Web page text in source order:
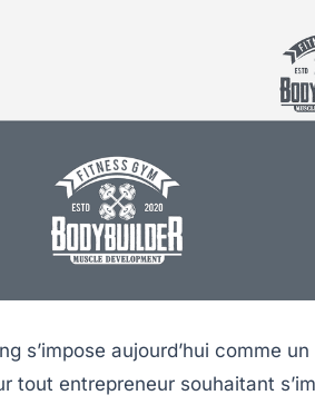
s’impose aujourd’hui comme
tout entrepreneur souhaitant